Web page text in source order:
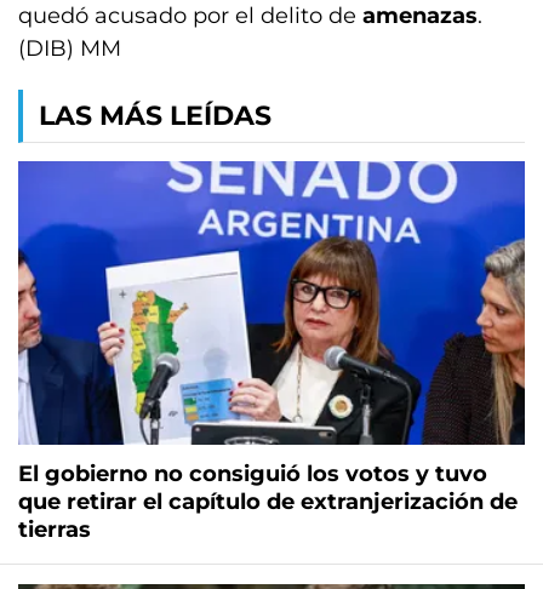
quedó acusado por el delito de amenazas.
(DIB) MM
LAS MÁS LEÍDAS
El gobierno no consiguió los votos y tuvo
que retirar el capítulo de extranjerización de
tierras